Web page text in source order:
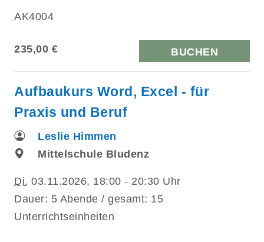
AK4004
235,00 € BUCHEN
Aufbaukurs Word, Excel - für
Praxis und Beruf
Leslie Himmen
Mittelschule Bludenz
Di. 03.11.2026, 18:00 - 20:30 Uhr
Dauer: 5 Abende / gesamt: 15
Unterrichtseinheiten